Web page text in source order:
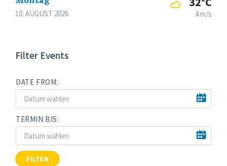
10. AUGUST 2026 4 m/s
Filter Events
DATE FROM:
TERMIN BIS:
FILTER